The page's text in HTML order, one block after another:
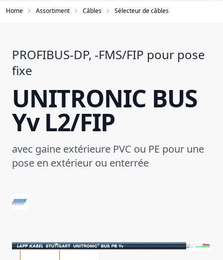
Home Assortiment Câbles Sélecteur de câbles
PROFIBUS-DP, -FMS/FIP pour pose
fixe
UNITRONIC BUS
Yv L2/FIP
avec gaine extérieure PVC ou PE pour une
pose en extérieur ou enterrée